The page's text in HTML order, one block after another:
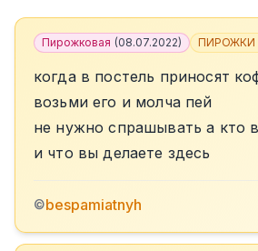
Пирожковая (08.07.2022) ПИРОЖКИ
когда в постель приносят
возьми его и молча пей
не нужно спрашывать а кто
и что вы делаете здесь
©bespamiatnyh